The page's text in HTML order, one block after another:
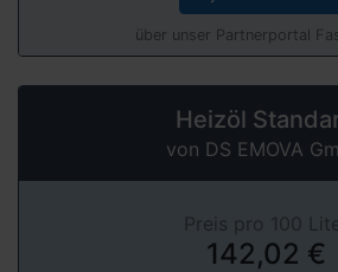
über unser Partnerportal
Heizöl
von DS EMOVA
Preis pro 100
142,02 €